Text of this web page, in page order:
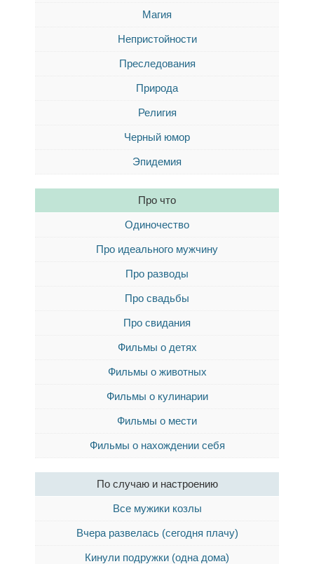
Магия
Непристойности
Преследования
Природа
Религия
Черный юмор
Эпидемия
Про что
Одиночество
Про идеального мужчину
Про разводы
Про свадьбы
Про свидания
Фильмы о детях
Фильмы о животных
Фильмы о кулинарии
Фильмы о мести
Фильмы о нахождении себя
По случаю и настроению
Все мужики козлы
Вчера развелась (сегодня плачу)
Кинули подружки (одна дома)